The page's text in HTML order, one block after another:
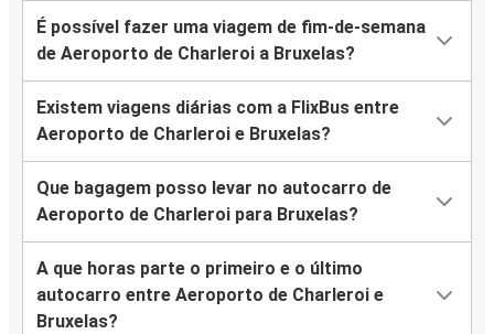
É possível fazer uma viagem de fim-de-semana
de Aeroporto de Charleroi a Bruxelas?
Existem viagens diárias com a FlixBus entre
Aeroporto de Charleroi e Bruxelas?
Que bagagem posso levar no autocarro de
Aeroporto de Charleroi para Bruxelas?
A que horas parte o primeiro e o último
autocarro entre Aeroporto de Charleroi e
Bruxelas?